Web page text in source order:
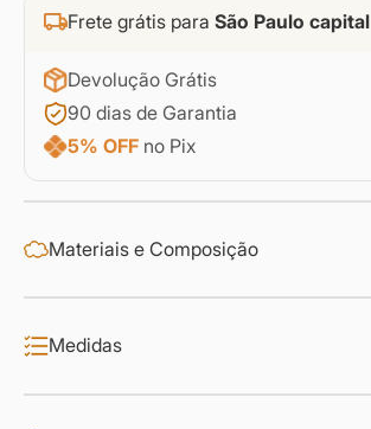
Frete grátis para São Paulo capital
Devolução Grátis
90 dias de Garantia
5% OFF no Pix
Materiais e Composição
Medidas